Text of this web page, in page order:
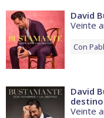
David
Veinte
Con
David
destino
Veinte